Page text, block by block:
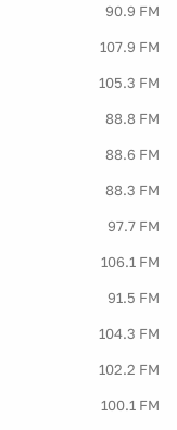
90.9 FM
107.9 FM
105.3 FM
88.8 FM
88.6 FM
88.3 FM
97.7 FM
106.1 FM
91.5 FM
104.3 FM
102.2 FM
100.1 FM